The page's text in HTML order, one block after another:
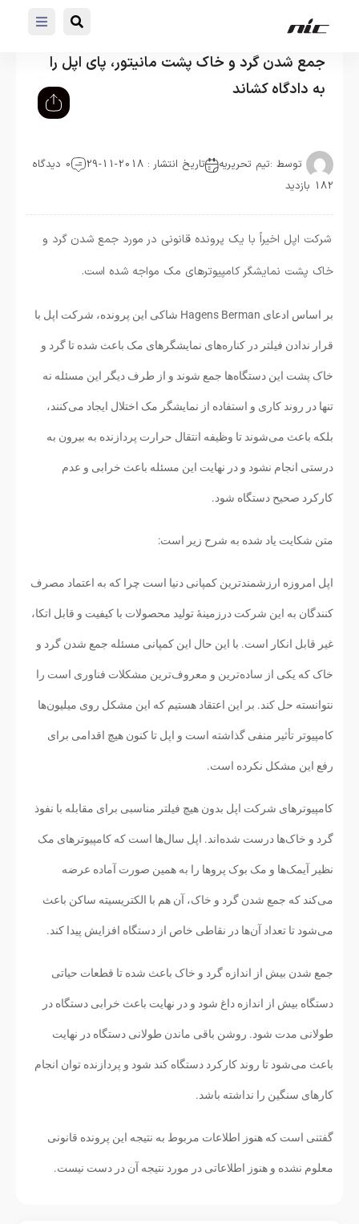
جمع شدن گرد و خاک پشت مانیتور، پای اپل را
به دادگاه کشاند
توسط :تیم تحریریه تاریخ انتشار : 2018-11-29
0 دیدگاه
182 بازدید
شرکت اپل اخیراً با یک پرونده قانونی در مورد جمع شدن گرد و
خاک پشت نمایشگر کامپیوترهای مک مواجه شده است.
بر اساس ادعای Hagens Berman شاکی این پرونده، شرکت اپل با
قرار ندادن فیلتر در کناره‌های نمایشگرهای مک باعث شده تا گرد و
خاک پشت این دستگاه‌ها جمع شوند و از طرف دیگر این مسئله نه
تنها در روند کاری و استفاده از نمایشگر مک اختلال ایجاد می‌کنند،
بلکه باعث می‌شوند تا وظیفه انتقال حرارت پردازنده به بیرون به
درستی انجام نشود و در نهایت این مسئله باعث خرابی و عدم
کارکرد صحیح دستگاه شود.
متن شکایت یاد شده به شرح زیر است:
اپل امروزه ارزشمندترین کمپانی دنیا است چرا که به اعتماد مصرف
کنندگان به این شرکت درزمینهٔ تولید محصولات با کیفیت و قابل اتکا،
غیر قابل انکار است. با این حال این کمپانی مسئله جمع شدن گرد و
خاک که یکی از ساده‌ترین و معروف‌ترین مشکلات فناوری است را
نتوانسته حل کند. بر این اعتقاد هستیم که این مشکل روی میلیون‌ها
کامپیوتر تأثیر منفی گذاشته است و اپل تا کنون هیچ اقدامی برای
رفع این مشکل نکرده است.
کامپیوترهای شرکت اپل بدون هیچ فیلتر مناسبی برای مقابله با نفوذ
گرد و خاک‌ها درست شده‌اند. اپل سال‌ها است که کامپیوترهای مک
نظیر آیمک‌ها و مک بوک پروها را به همین صورت آماده عرضه
می‌کند که جمع شدن گرد و خاک، آن هم با الکتریسیته ساکن باعث
می‌شود تا تعداد آن‌ها در نقاطی خاص از دستگاه افزایش پیدا کند.
جمع شدن بیش از اندازه گرد و خاک باعث شده تا قطعات حیاتی
دستگاه بیش از اندازه داغ شود و در نهایت باعث خرابی دستگاه در
طولانی مدت شود. روشن باقی ماندن طولانی دستگاه در نهایت
باعث می‌شود تا روند کارکرد دستگاه کند شود و پردازنده توان انجام
کارهای سنگین را نداشته باشد.
گفتنی است که هنوز اطلاعات مربوط به نتیجه این پرونده قانونی
معلوم نشده و هنوز اطلاعاتی در مورد نتیجه آن در دست نیست.